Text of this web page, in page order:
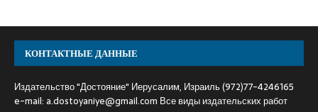
КОНТАКТНЫЕ ДАННЫЕ
Издательство "Достояние" Иерусалим, Израиль (972)77-4246165
e-mail:a.dostoyaniye@gmail.com Все виды издательских работ